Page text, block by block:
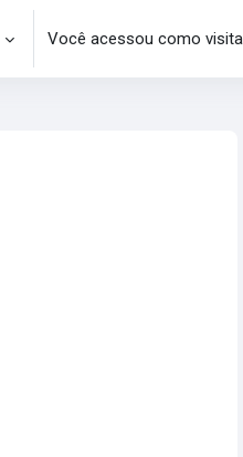
Você acessou como